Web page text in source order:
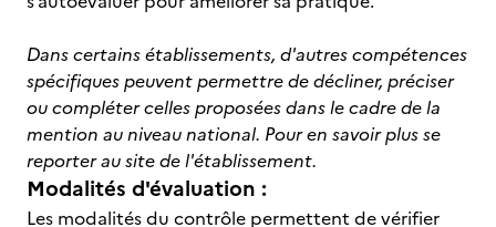
Dans certains établissements, d'autres compétences
spécifiques peuvent permettre de décliner, préciser
ou compléter celles proposées dans le cadre de la
mention au niveau national. Pour en savoir plus se
reporter au site de l'établissement.
Modalités d'évaluation :
Les modalités du contrôle permettent de vérifier